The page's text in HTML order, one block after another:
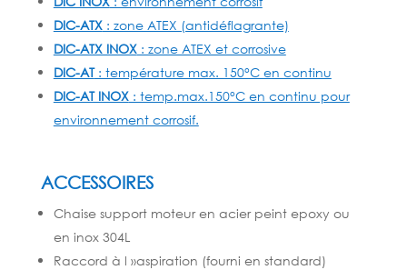
DIC-ATX: zone ATEX (antidéflagrante)
DIC-ATX INOX: zone ATEX et corrosive
DIC-AT: température max. 150°C en continu
DIC-AT INOX: temp.max.150°C en continu pour
environnement corrosif.
ACCESSOIRES
Chaise support moteur en acier peint epoxy ou
en inox 304L
Raccord à l »aspiration (fourni en standard)